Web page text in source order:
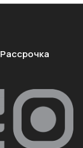
Рассрочка